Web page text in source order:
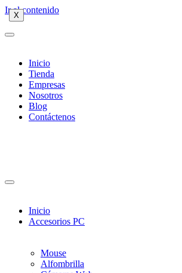
Ir al contenido
Inicio
Tienda
Empresas
Nosotros
Blog
Contáctenos
X
Inicio
Accesorios PC
Mouse
Alfombrilla
X
X